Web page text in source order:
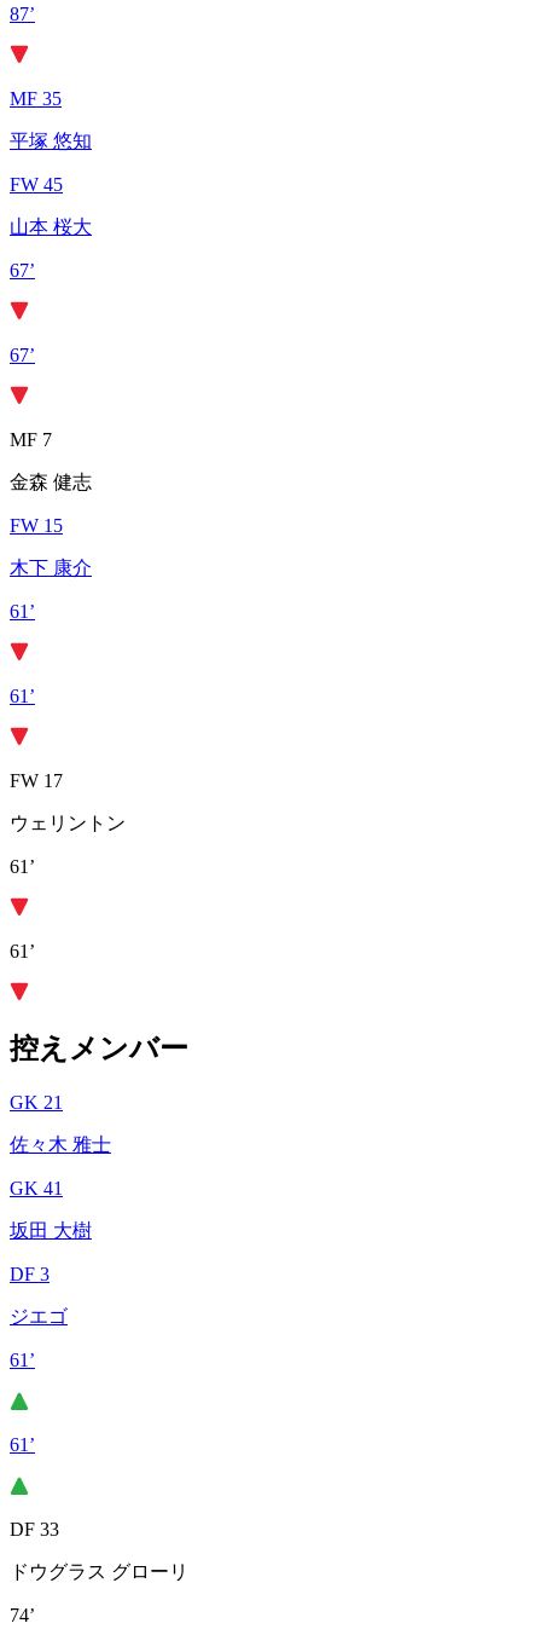
87’
MF 35
平塚 悠知
FW 45
山本 桜大
67’
67’
MF 7
金森 健志
FW 15
木下 康介
61’
61’
FW 17
ウェリントン
61’
61’
控えメンバー
GK 21
佐々木 雅士
GK 41
坂田 大樹
DF 3
ジエゴ
61’
61’
DF 33
ドウグラス グローリ
74’